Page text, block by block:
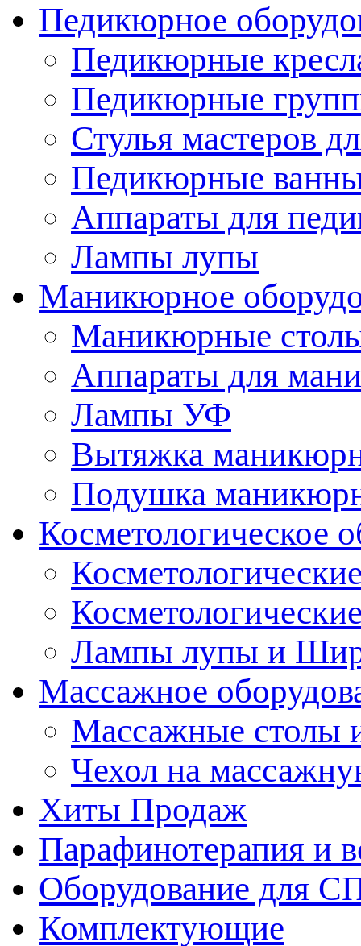
Педикюрное
Педикюрные
Педикюрные
Стулья мастеров
Педикюрные
Аппараты для
Лампы лупы
Маникюрное
Маникюрные
Аппараты для
Лампы УФ
Вытяжка
Подушка
Косметологическое
Лампы лупы и
Массажное
Массажные столы
Чехол на
Хиты Продаж
Парафинотерапия и
Оборудование для
Комплектующие